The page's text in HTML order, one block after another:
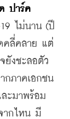
ปาร์ค
ไม่นาน (ปี
คลี่คลาย แต่
ยังชะลอตัว
กภาคเอกชน
ละมาพร้อม
ากไหน มี